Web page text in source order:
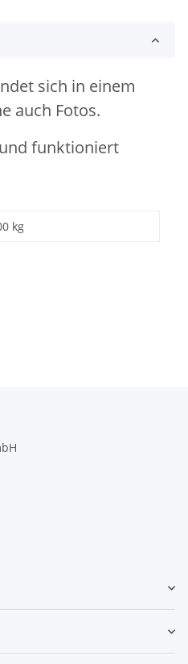
sich in einem
auch Fotos.
funktioniert
kg